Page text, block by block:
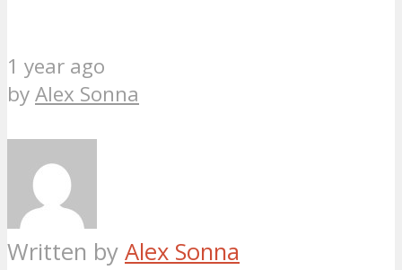
1 year ago
byAlex Sonna
Written by Alex Sonna